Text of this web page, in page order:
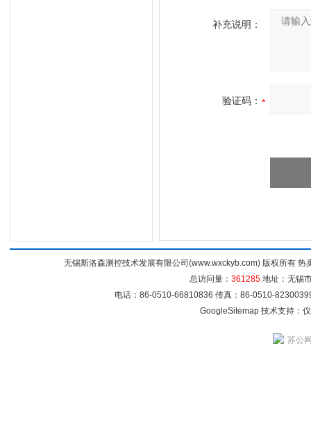
补充说明：
验证码：
无锡斯洛森测控技术发展有限公司(www.wxckyb.com) 版权所有
总访问量： 361285 地址：无锡
电话：86-0510-66810836 传真：86-0510-
GoogleSitemap技术支持：
苏公